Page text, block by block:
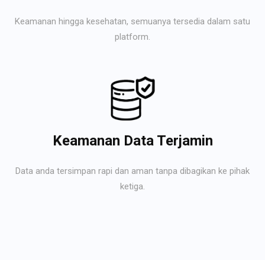
Keamanan hingga kesehatan, semuanya tersedia dalam satu
platform.
Keamanan Data Terjamin
Data anda tersimpan rapi dan aman tanpa dibagikan ke pihak
ketiga.